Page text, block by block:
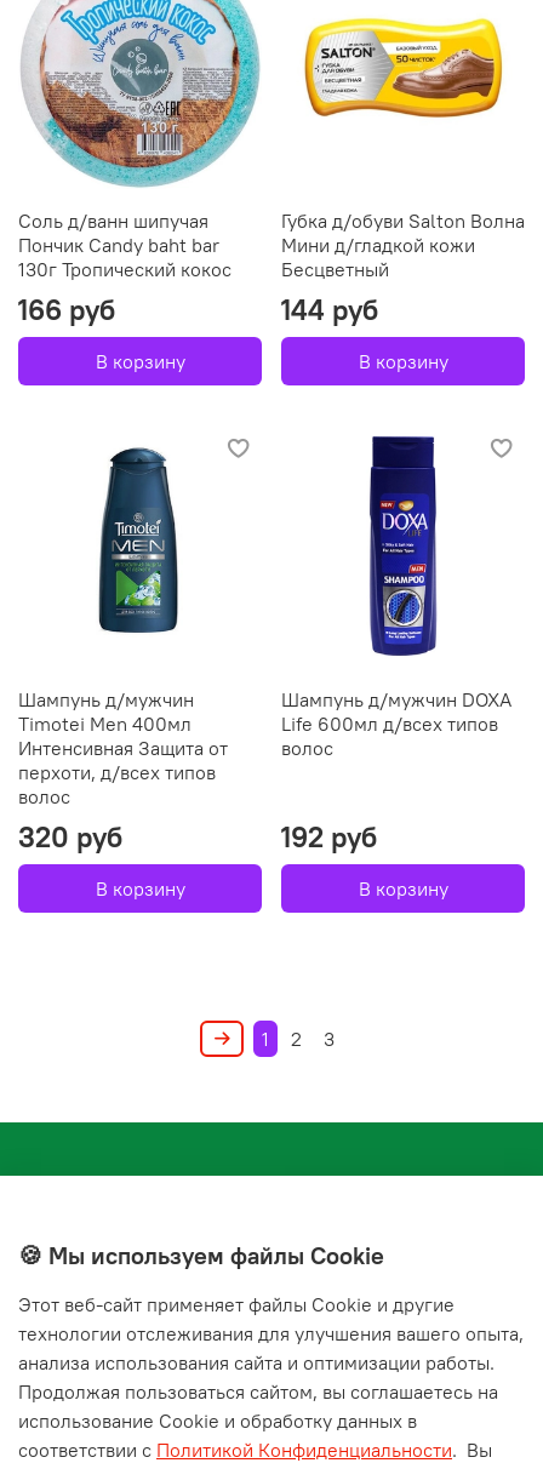
Соль д/ванн шипучая
Пончик Candy baht bar
130г Тропический кокос
166 руб
В корзину
Губка д/обуви Salton Волна
Мини д/гладкой кожи
Бесцветный
144 руб
В корзину
Шампунь д/мужчин
Timotei Men 400мл
Интенсивная Защита от
перхоти, д/всех типов
волос
320 руб
В корзину
Шампунь д/мужчин DOXA
Life 600мл д/всех типов
волос
192 руб
В корзину
1 2 3
+7(843) 210-20-24
Мы в соц. сетях
🍪 Мы используем файлы Cookie
Этот веб‑сайт применяет файлы Cookie и другие
технологии отслеживания для улучшения вашего опыта,
анализа использования сайта и оптимизации работы.
Продолжая пользоваться сайтом, вы соглашаетесь на
использование Cookie и обработку данных в
соответствии с Политикой Конфиденциальности. Вы